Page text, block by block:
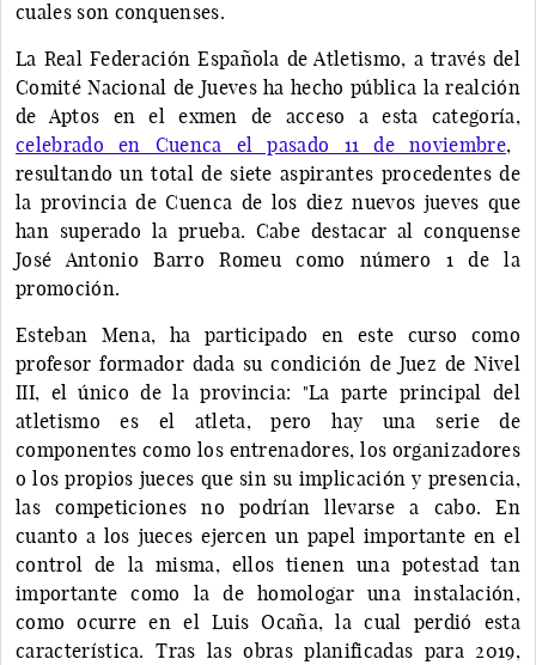
cuales son conquenses.
La Real Federación Española de Atletismo, a través del
Comité Nacional de Jueves ha hecho pública la realción
de Aptos en el exmen de acceso a esta categoría,
celebrado en Cuenca el pasado 11 de noviembre,
resultando un total de siete aspirantes procedentes de
la provincia de Cuenca de los diez nuevos jueves que
han superado la prueba. Cabe destacar al conquense
José Antonio Barro Romeu como número 1 de la
promoción.
Esteban Mena, ha participado en este curso como
profesor formador dada su condición de Juez de Nivel
III, el único de la provincia: "La parte principal del
atletismo es el atleta, pero hay una serie de
componentes como los entrenadores, los organizadores
o los propios jueces que sin su implicación y presencia,
las competiciones no podrían llevarse a cabo. En
cuanto a los jueces ejercen un papel importante en el
control de la misma, ellos tienen una potestad tan
importante como la de homologar una instalación,
como ocurre en el Luis Ocaña, la cual perdió esta
característica. Tras las obras planificadas para 2019,